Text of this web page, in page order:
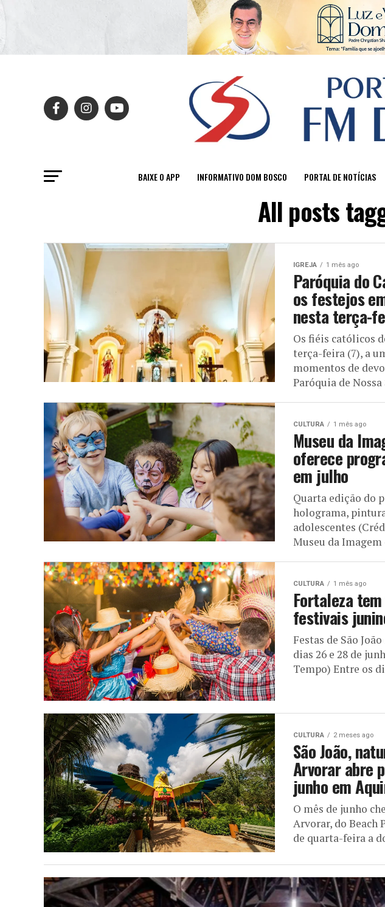
BAIXE O APP INFORMATIVO DOM BOSCO PORTAL DE NOTÍCIAS
All posts
IGREJA 1 mês ago
Paróquia do
os festejos
nesta terça-
Os fiéis católicos
terça-feira (7), a
momentos de
Paróquia de Nossa
CULTURA 1 mês ago
Museu da
oferece
em julho
Quarta edição do
holograma,
adolescentes
Museu da Imagem
CULTURA 1 mês ago
Fortaleza
festivais
Festas de São
dias 26 e 28 de
Tempo) Entre os
CULTURA 2 meses ago
São João,
Arvorar abre
junho em
O mês de junho
Arvorar, do Beach
de quarta-feira a